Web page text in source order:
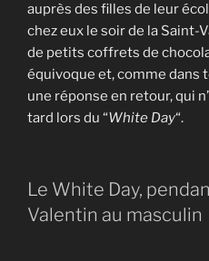
auprès des filles de leur
chez eux le soir de la Saint-
de petits coffrets de
équivoque et, comme dans
une réponse en retour, qui
tard lors du “White Day“.
Le White Day,
Valentin au masculin